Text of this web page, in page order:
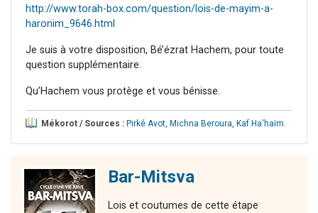
http://www.torah-box.com/question/lois-de-mayim-a-
haronim_9646.html
Je suis à votre disposition, Bé’ézrat Hachem, pour toute
question supplémentaire.
Qu’Hachem vous protège et vous bénisse.
Mékorot / Sources : Pirké Avot, Michna Beroura, Kaf Ha'haïm.
Bar-Mitsva
Lois et coutumes de cette étape